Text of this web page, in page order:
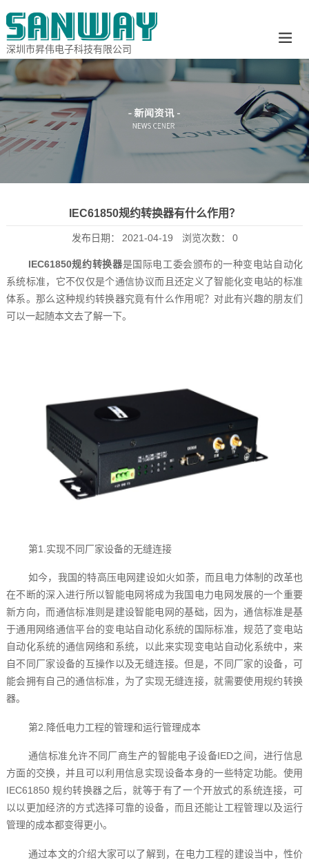
深圳市昇伟电子科技有限公司
IEC61850规约转换器‍有什么作用？
发布日期： 2021-04-19 浏览次数： 0
IEC61850规约转换器‍是国际电工委会颁布的一种变电站自动化
系统标准，它不仅仅是个通信协议而且还定义了智能化变电站的标准
体系。那么这种规约转换器究竟有什么作用呢？对此有兴趣的朋友们
可以一起随本文去了解一下。
第1.实现不同厂家设备的无缝连接
如今，我国的特高压电网建设如火如荼，而且电力体制的改革也
在不断的深入进行所以智能电网将成为我国电力电网发展的一个重要
新方向，而通信标准则是建设智能电网的基础，因为，通信标准是基
于通用网络通信平台的变电站自动化系统的国际标准，规范了变电站
自动化系统的通信网络和系统，以此来实现变电站自动化系统中，来
自不同厂家设备的互操作以及无缝连接。但是，不同厂家的设备，可
能会拥有自己的通信标准，为了实现无缝连接，就需要使用规约转换
器‍。
第2.降低电力工程的管理和运行管理成本
通信标准允许不同厂商生产的智能电子设备IED之间，进行信息
方面的交换，并且可以利用信息实现设备本身的一些特定功能。使用
IEC61850 规约转换器‍之后，就等于有了一个开放式的系统连接，可
以以更加经济的方式选择可靠的设备，而且还能让工程管理以及运行
管理的成本都变得更小。
通过本文的介绍大家可以了解到，在电力工程的建设当中，性价